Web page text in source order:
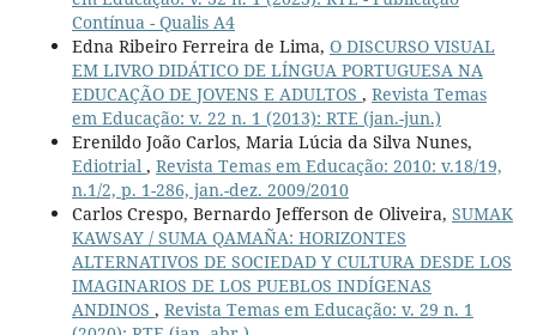
Contínua - Qualis A4
Edna Ribeiro Ferreira de Lima, O DISCURSO VISUAL
EM LIVRO DIDÁTICO DE LÍNGUA PORTUGUESA NA
EDUCAÇÃO DE JOVENS E ADULTOS , Revista Temas
em Educação: v. 22 n. 1 (2013): RTE (jan.-jun.)
Erenildo João Carlos, Maria Lúcia da Silva Nunes,
Ediotrial , Revista Temas em Educação: 2010: v.18/19,
n.1/2, p. 1-286, jan.-dez. 2009/2010
Carlos Crespo, Bernardo Jefferson de Oliveira, SUMAK
KAWSAY / SUMA QAMAÑA: HORIZONTES
ALTERNATIVOS DE SOCIEDAD Y CULTURA DESDE LOS
IMAGINARIOS DE LOS PUEBLOS INDÍGENAS
ANDINOS , Revista Temas em Educação: v. 29 n. 1